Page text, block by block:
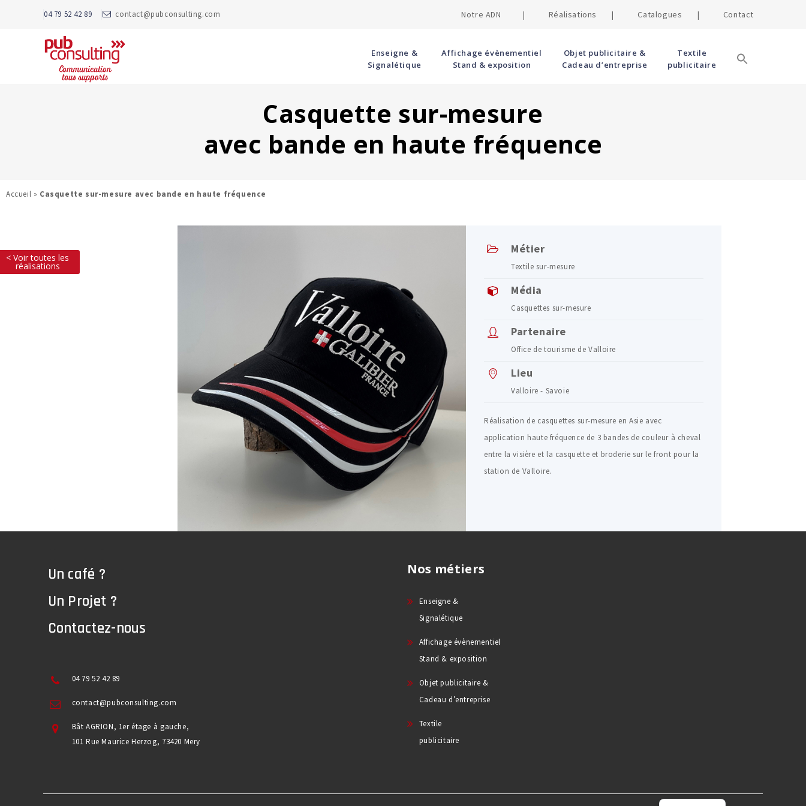
04 79 52 42 89 contact@pubconsulting.com Notre ADN | Réalisations | Catalogues | Contact
Enseigne &
Signalétique
Affichage évènementiel
Stand & exposition
Objet publicitaire &
Cadeau d’entreprise
Textile
publicitaire
Casquette sur-mesure
avec bande en haute fréquence
Accueil » Casquette sur-mesure avec bande en haute fréquence
< Voir toutes les
réalisations
Métier
Textile sur-mesure
Média
Casquettes sur-mesure
Partenaire
Office de tourisme de Valloire
Lieu
Valloire - Savoie
Réalisation de casquettes sur-mesure en Asie avec
application haute fréquence de 3 bandes de couleur à cheval
entre la visière et la casquette et broderie sur le front pour la
station de Valloire.
Un café ?
Un Projet ?
Contactez-nous
04 79 52 42 89
contact@pubconsulting.com
Bât AGRION, 1er étage à gauche,
101 Rue Maurice Herzog, 73420 Mery
Nos métiers
Enseigne &
Signalétique
Affichage évènementiel
Stand & exposition
Objet publicitaire &
Cadeau d’entreprise
Textile
publicitaire